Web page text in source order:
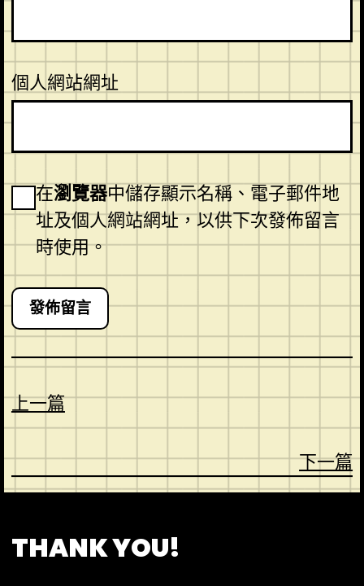
個人網站網址
在瀏覽器中儲存顯示名稱、電子郵件地
址及個人網站網址，以供下次發佈留言
時使用。
上一篇
下一篇
THANK YOU!